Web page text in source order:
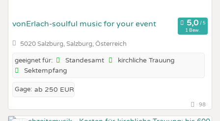
vonErlach-soulful music for your event
1 Bew.
5020 Salzburg, Salzburg, Österreich
geeignet für: Standesamt
kirchliche Trauung
Sektempfang
Gage: ab 250 EUR
98